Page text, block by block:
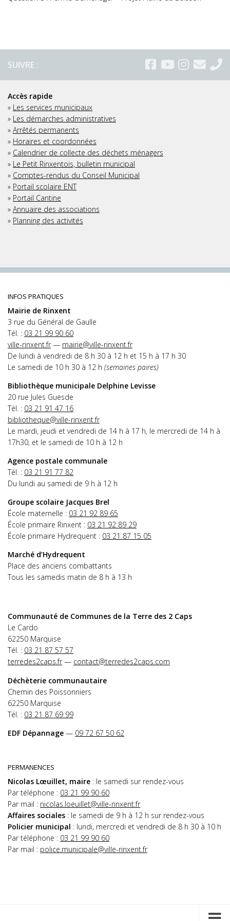
SUIVRE :
Accès rapide
» Les services municipaux
» Les démarches administratives
» Arrêtés permanents
» Horaires et coordonnées
» Calendrier de collecte des déchets ménagers
» Le Petit Rinxentois, bulletin municipal
» Comptes-rendus du Conseil Municipal
» Portail scolaire ENT
» Portail Cantine
» Annuaire des associations
» Planning des activités
INFOS PRATIQUES
Mairie de Rinxent
3 rue du Général de Gaulle
Tél. : 03 21 99 90 60
ville-rinxent.fr— mairie@ville-rinxent.fr
De lundi à vendredi de 8 h 30 à 12 h et 15 h à 17 h 30
Le samedi de 10 h 30 à 12 h (semaines paires)
Bibliothèque municipale Delphine Levisse
20 rue Jules Guesde
Tél. : 03 21 91 47 16
bibliotheque@ville-rinxent.fr
Le mardi, jeudi et vendredi de 14 h à 17 h, le mercredi de 14 h à
17h30, et le samedi de 10 h à 12 h
Agence postale communale
Tél. : 03 21 91 77 82
Du lundi au samedi de 9 h à 12 h
Groupe scolaire Jacques Brel
École maternelle : 03 21 92 89 65
École primaire Rinxent : 03 21 92 89 29
École primaire Hydrequent : 03 21 87 15 05
Marché d’Hydrequent
Place des anciens combattants
Tous les samedis matin de 8 h à 13 h
Communauté de Communes de la Terre des 2 Caps
Le Cardo
62250 Marquise
Tél. : 03 21 87 57 57
terredes2caps.fr— contact@terredes2caps.com
Déchèterie communautaire
Chemin des Poissonniers
62250 Marquise
Tél. : 03 21 87 69 99
EDF Dépannage — 09 72 67 50 62
PERMANENCES
Nicolas Lœuillet, maire : le samedi sur rendez-vous
Par téléphone : 03 21 99 90 60
Par mail : nicolas.loeuillet@ville-rinxent.fr
Affaires sociales : le samedi de 9 h à 12 h sur rendez-vous
Policier municipal : lundi, mercredi et vendredi de 8 h 30 à 10 h
Par téléphone : 03 21 99 90 60
Par mail : police.municipale@ville-rinxent.fr